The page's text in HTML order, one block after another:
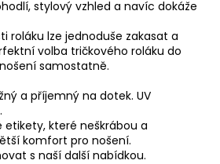
stylový vzhled a navíc dokáže
roláku lze jednoduše zakasat a
volba tričkového roláku do
samostatně.
a příjemný na dotek. UV
etikety, které neškrábou a
komfort pro nošení.
s naší další nabídkou.